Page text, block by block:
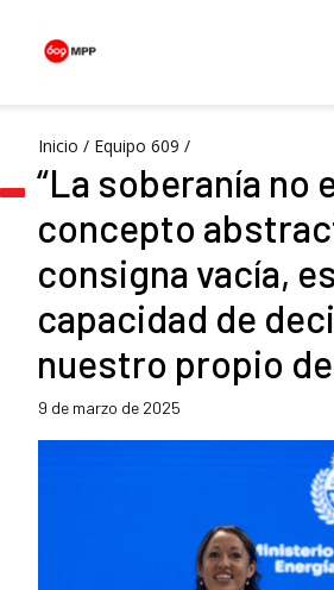
Inicio / Equipo 609 /
“La soberanía no
concepto
consigna vacía,
capacidad de
nuestro propio
9 de marzo de 2025